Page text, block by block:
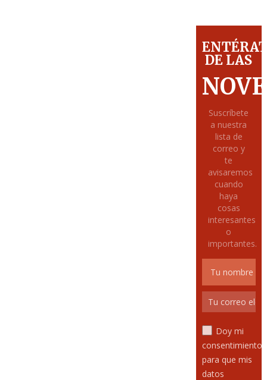
DE LAS
Suscríbete
a nuestra
lista de
correo y
te
avisaremos
cuando
haya
cosas
interesantes
o
importantes.
Doy mi
consentimiento
para que mis
datos